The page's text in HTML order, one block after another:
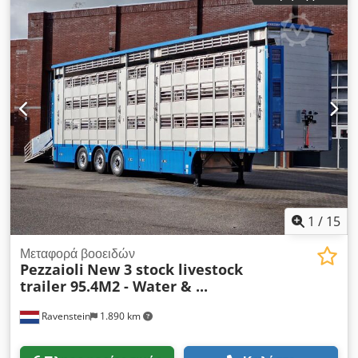
κτηνοτρόφους, γεωργούς και μεταφορικές εταιρείες
1 / 15
Ravenstein 1.890 km
Μεταφορά βοοειδών
Pezzaioli New 3 stock livestock
trailer 95.4M2 - Water & ...